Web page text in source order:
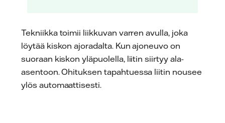
Tekniikka toimii liikkuvan varren avulla, joka
löytää kiskon ajoradalta. Kun ajoneuvo on
suoraan kiskon yläpuolella, liitin siirtyy ala-
asentoon. Ohituksen tapahtuessa liitin nousee
ylös automaattisesti.